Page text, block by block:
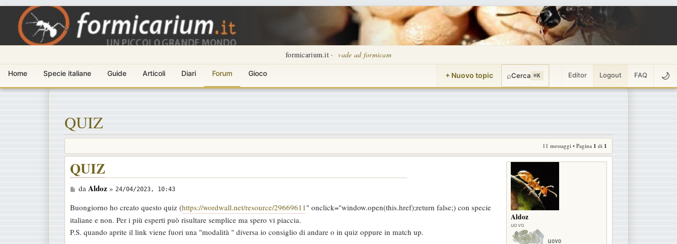
formicarium.it · vade ad formicam
Home Specie italiane Guide Articoli Diari Forum Gioco + Nuovo topic ⌕Cerca ⌘K Editor Logout FAQ 🌙
QUIZ
11 messaggi • Pagina 1 di 1
Aldoz
uovo
QUIZ
M
s
s
a
da Aldoz» 24/04/2023, 10:43
Buongiorno ho creato questo quiz (https://wordwall.net/resource/29669611" onclick="window.open(this.href);return false;) con specie
italiane e non. Per i più esperti può risultare semplice ma spero vi piaccia.
P.S. quando aprite il link viene fuori una "modalità " diversa io consiglio di andare o in quiz oppure in match up.